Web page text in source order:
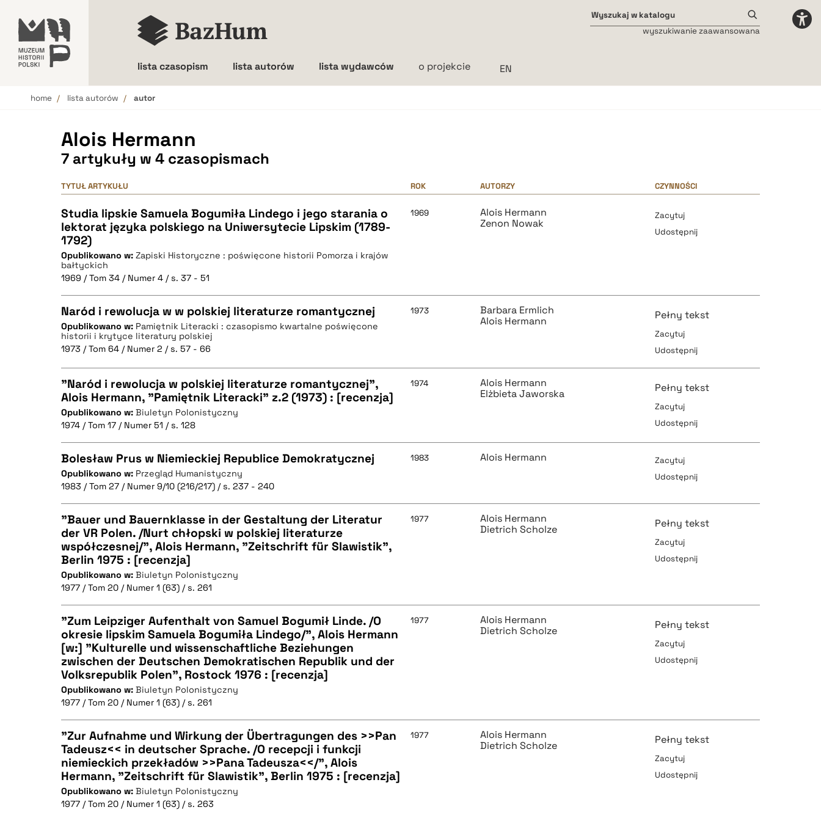
lista czasopism lista autorów lista wydawców o projekcie
wyszukiwanie zaawansowana
home lista autorów autor
Alois Hermann
7 artykuły w 4 czasopismach
TYTUŁ ARTYKUŁU ROK AUTORZY CZYNNOŚCI
Studia lipskie Samuela Bogumiła Lindego i jego starania o
lektorat języka polskiego na Uniwersytecie Lipskim (1789-
1792)
Opublikowano w: Zapiski Historyczne : poświęcone historii Pomorza i krajów
bałtyckich
1969 / Tom 34 / Numer 4 / s. 37 - 51
1969
Alois Hermann
Zenon Nowak
Zacytuj
Udostępnij
CZYSTY TEKST
pobierz cytat
BIBTEX
Naród i rewolucja w w polskiej literaturze romantycznej
Opublikowano w: Pamiętnik Literacki : czasopismo kwartalne poświęcone
historii i krytyce literatury polskiej
1973 / Tom 64 / Numer 2 / s. 57 - 66
1973
Barbara Ermlich
Alois Hermann
Pełny tekst
Zacytuj
Udostępnij
CZYSTY TEKST
pobierz cytat
BIBTEX
pobierz cytat
"Naród i rewolucja w polskiej literaturze romantycznej",
Alois Hermann, "Pamiętnik Literacki" z.2 (1973) : [recenzja]
Opublikowano w: Biuletyn Polonistyczny
1974 / Tom 17 / Numer 51 / s. 128
1974
Alois Hermann
Elżbieta Jaworska
Pełny tekst
Zacytuj
Udostępnij
CZYSTY TEKST
BIBTEX
Bolesław Prus w Niemieckiej Republice Demokratycznej
Opublikowano w: Przegląd Humanistyczny
1983 / Tom 27 / Numer 9/10 (216/217) / s. 237 - 240
1983 Alois Hermann
Zacytuj
Udostępnij
CZYSTY TEKST
BIBTEX
pobierz cytat
"Bauer und Bauernklasse in der Gestaltung der Literatur
der VR Polen. /Nurt chłopski w polskiej literaturze
współczesnej/", Alois Hermann, "Zeitschrift für Slawistik",
Berlin 1975 : [recenzja]
Opublikowano w: Biuletyn Polonistyczny
1977 / Tom 20 / Numer 1 (63) / s. 261
1977
Alois Hermann
Dietrich Scholze
Pełny tekst
Zacytuj
Udostępnij
CZYSTY TEKST
BIBTEX
pobierz cytat
"Zum Leipziger Aufenthalt von Samuel Bogumił Linde. /O
okresie lipskim Samuela Bogumiła Lindego/", Alois Hermann
[w:] "Kulturelle und wissenschaftliche Beziehungen
zwischen der Deutschen Demokratischen Republik und der
Volksrepublik Polen", Rostock 1976 : [recenzja]
Opublikowano w: Biuletyn Polonistyczny
1977 / Tom 20 / Numer 1 (63) / s. 261
1977
Alois Hermann
Dietrich Scholze
Pełny tekst
Zacytuj
Udostępnij
CZYSTY TEKST
"Zur Aufnahme und Wirkung der Übertragungen des >>Pan
Tadeusz<< in deutscher Sprache. /O recepcji i funkcji
niemieckich przekładów >>Pana Tadeusza<</", Alois
Hermann, "Zeitschrift für Slawistik", Berlin 1975 : [recenzja]
Opublikowano w: Biuletyn Polonistyczny
1977 / Tom 20 / Numer 1 (63) / s. 263
1977
Alois Hermann
Dietrich Scholze
Pełny tekst
Zacytuj
Udostępnij